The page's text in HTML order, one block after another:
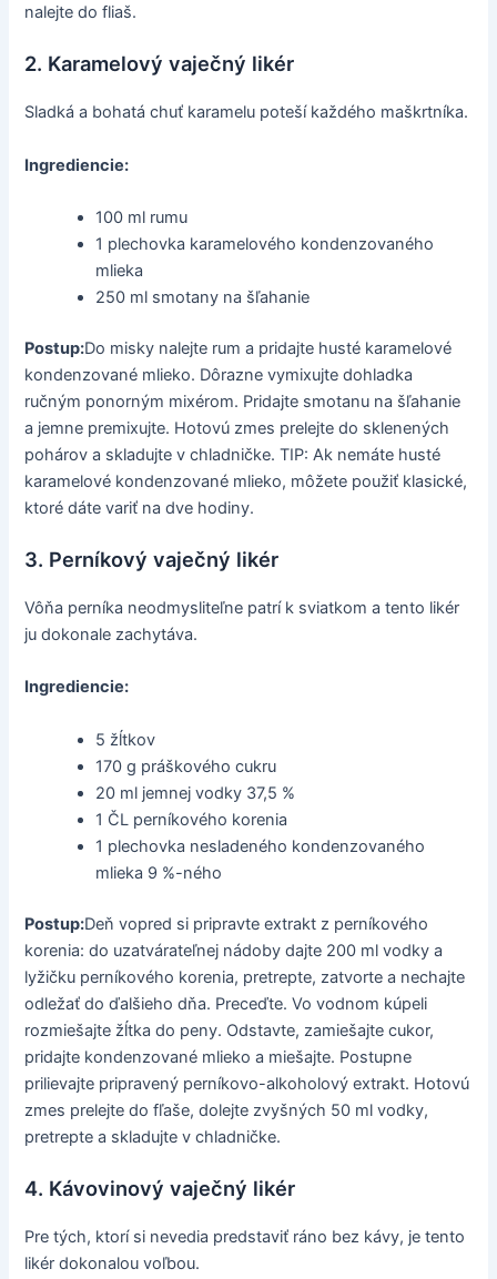
nalejte do fliaš.
2. Karamelový vaječný likér
Sladká a bohatá chuť karamelu poteší každého maškrtníka.
Ingrediencie:
100 ml rumu
1 plechovka karamelového kondenzovaného
mlieka
250 ml smotany na šľahanie
Postup:Do misky nalejte rum a pridajte husté karamelové
kondenzované mlieko. Dôrazne vymixujte dohladka
ručným ponorným mixérom. Pridajte smotanu na šľahanie
a jemne premixujte. Hotovú zmes prelejte do sklenených
pohárov a skladujte v chladničke. TIP: Ak nemáte husté
karamelové kondenzované mlieko, môžete použiť klasické,
ktoré dáte variť na dve hodiny.
3. Perníkový vaječný likér
Vôňa perníka neodmysliteľne patrí k sviatkom a tento likér
ju dokonale zachytáva.
Ingrediencie:
5 žĺtkov
170 g práškového cukru
20 ml jemnej vodky 37,5 %
1 ČL perníkového korenia
1 plechovka nesladeného kondenzovaného
mlieka 9 %-ného
Postup:Deň vopred si pripravte extrakt z perníkového
korenia: do uzatvárateľnej nádoby dajte 200 ml vodky a
lyžičku perníkového korenia, pretrepte, zatvorte a nechajte
odležať do ďalšieho dňa. Preceďte. Vo vodnom kúpeli
rozmiešajte žĺtka do peny. Odstavte, zamiešajte cukor,
pridajte kondenzované mlieko a miešajte. Postupne
prilievajte pripravený perníkovo-alkoholový extrakt. Hotovú
zmes prelejte do fľaše, dolejte zvyšných 50 ml vodky,
pretrepte a skladujte v chladničke.
4. Kávovinový vaječný likér
Pre tých, ktorí si nevedia predstaviť ráno bez kávy, je tento
likér dokonalou voľbou.